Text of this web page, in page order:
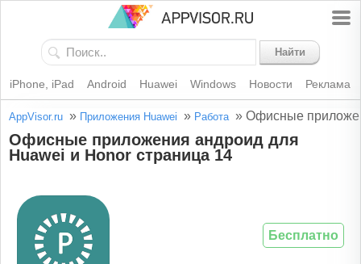
Найти
iPhone, iPad Android Huawei Windows Новости Реклама
AppVisor.ru » Приложения Huawei » Работа » Офисные
Офисные приложения андроид для
Huawei и Honor страница 14
Бесплатно